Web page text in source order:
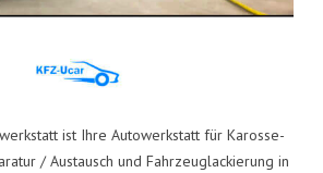
ist Ihre Auto­werk­statt für Karos­se­
/ Aus­tausch und Fahr­zeug­la­ckie­rung in